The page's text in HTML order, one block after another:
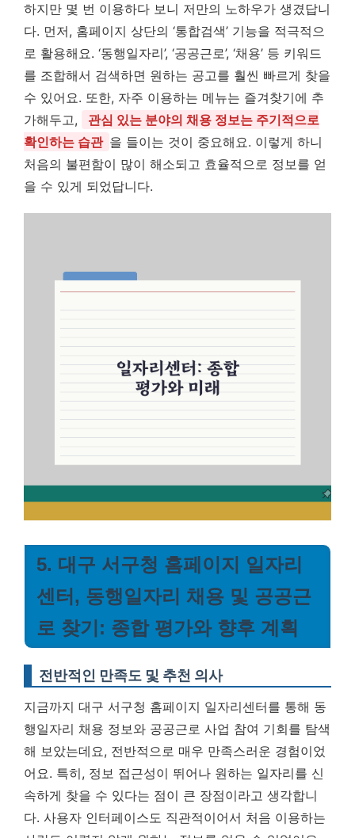
하지만 몇 번 이용하다 보니 저만의 노하우가 생겼답니
다. 먼저, 홈페이지 상단의 ‘통합검색’ 기능을 적극적으
로 활용해요. ‘동행일자리’, ‘공공근로’, ‘채용’ 등 키워드
를 조합해서 검색하면 원하는 공고를 훨씬 빠르게 찾을
수 있어요. 또한, 자주 이용하는 메뉴는 즐겨찾기에 추
가해두고,
관심 있는 분야의 채용 정보는 주기적으로
확인하는 습관 을 들이는 것이 중요해요. 이렇게 하니
처음의 불편함이 많이 해소되고 효율적으로 정보를 얻
을 수 있게 되었답니다.
5. 대구 서구청 홈페이지 일자리
센터, 동행일자리 채용 및 공공근
로 찾기: 종합 평가와 향후 계획
전반적인 만족도 및 추천 의사
지금까지 대구 서구청 홈페이지 일자리센터를 통해 동
행일자리 채용 정보와 공공근로 사업 참여 기회를 탐색
해 보았는데요, 전반적으로 매우 만족스러운 경험이었
어요. 특히, 정보 접근성이 뛰어나 원하는 일자리를 신
속하게 찾을 수 있다는 점이 큰 장점이라고 생각합니
다. 사용자 인터페이스도 직관적이어서 처음 이용하는